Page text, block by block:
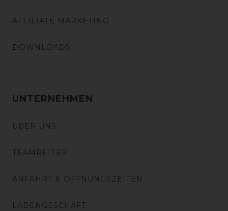
AFFILIATE MARKETING
DOWNLOADS
UNTERNEHMEN
ÜBER UNS
TEAMREITER
ANFAHRT & ÖFFNUNGSZEITEN
LADENGESCHÄFT